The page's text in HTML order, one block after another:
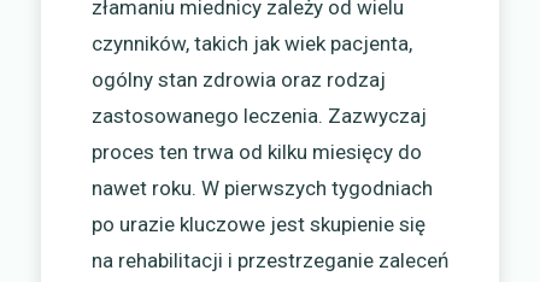
złamaniu miednicy zależy od wielu
czynników, takich jak wiek pacjenta,
ogólny stan zdrowia oraz rodzaj
zastosowanego leczenia. Zazwyczaj
proces ten trwa od kilku miesięcy do
nawet roku. W pierwszych tygodniach
po urazie kluczowe jest skupienie się
na rehabilitacji i przestrzeganie zaleceń